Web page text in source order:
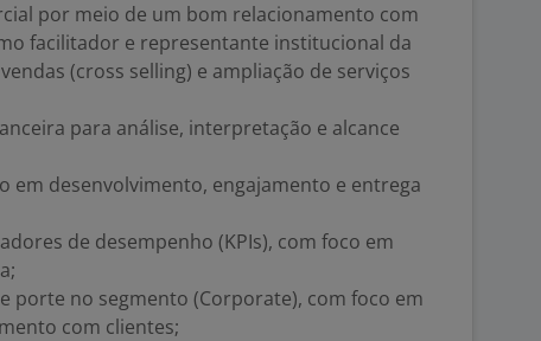
por meio de um bom relacionamento com
facilitador e representante institucional da
(cross selling) e ampliação de serviços
para análise, interpretação e alcance
em desenvolvimento, engajamento e entrega
de desempenho (KPIs), com foco em
porte no segmento (Corporate), com foco em
com clientes;